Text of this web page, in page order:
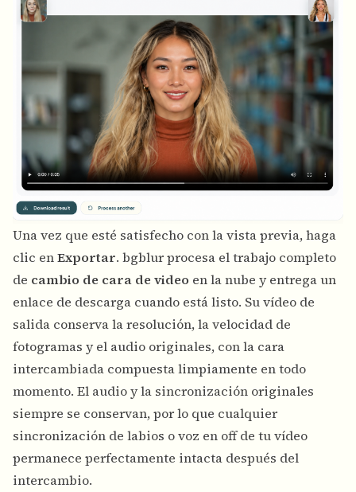
Una vez que esté satisfecho con la vista previa, haga
clic enExportar. bgblur procesa el trabajo completo
de cambio de cara de video en la nube y entrega un
enlace de descarga cuando está listo. Su vídeo de
salida conserva la resolución, la velocidad de
fotogramas y el audio originales, con la cara
intercambiada compuesta limpiamente en todo
momento. El audio y la sincronización originales
siempre se conservan, por lo que cualquier
sincronización de labios o voz en off de tu vídeo
permanece perfectamente intacta después del
intercambio.